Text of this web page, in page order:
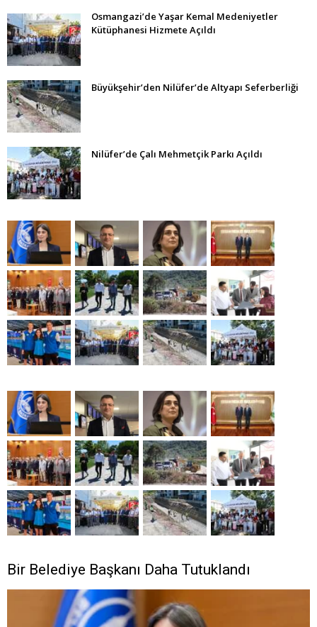
Osmangazi’de Yaşar Kemal Medeniyetler
Kütüphanesi Hizmete Açıldı
Büyükşehir’den Nilüfer’de Altyapı Seferberliği
Nilüfer’de Çalı Mehmetçik Parkı Açıldı
Bir Belediye Başkanı Daha Tutuklandı